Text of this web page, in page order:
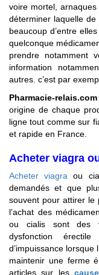
voire mortel,
déterminer laquelle
beaucoup d’entre
quelconque
prendre notamment
information
autres. c’est par
Pharmacie-relais.com
origine de chaque
ligne tout comme sur
et rapide en France.
Acheter viagra
Acheter viagra ou
demandés et que
souvent pour attirer le
l’achat des
ou cialis sont des
dysfonction
d’impuissance lorsque
maintenir une ferme
articles sur les